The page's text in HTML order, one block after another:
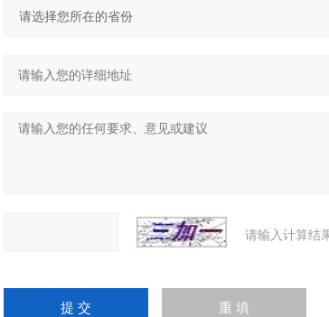
请输入计算结